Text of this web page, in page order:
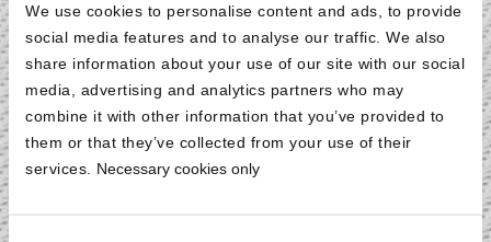
We use cookies to personalise content and ads, to provide
social media features and to analyse our traffic. We also
share information about your use of our site with our social
media, advertising and analytics partners who may
combine it with other information that you’ve provided to
them or that they’ve collected from your use of their
services. Necessary cookies only
Atmungsaktiv und
angenehm
Der atmungsaktive HyBreeze ®Funktions­bezug
ermöglicht eine optimale Abgabe der Körper­feuchtigkeit